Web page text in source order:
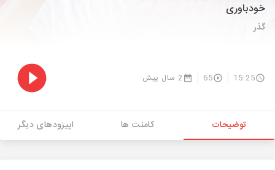
خودباوری
گذر
15:25
65 2 سال پیش
توضیحات کامنت ها اپیزودهای دیگر